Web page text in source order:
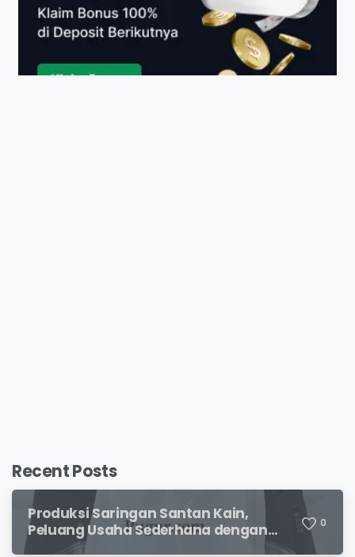
Recent Posts
Produksi Saringan Santan Kain,
Peluang Usaha Sederhana dengan
Permintaan yang Terus Meningkat
0